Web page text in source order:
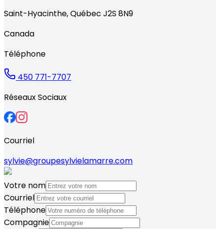
Saint-Hyacinthe,Québec J2S 8N9
Canada
Téléphone
450 771-7707
Réseaux Sociaux
Courriel
sylvie@groupesylvielamarre.com
Votre nom
Courriel
Téléphone
Compagnie